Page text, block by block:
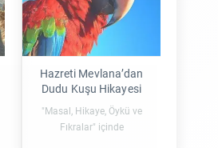
Hazreti Mevlana’dan
Dudu Kuşu Hikayesi
"Masal, Hikaye, Öykü ve
Fıkralar" içinde